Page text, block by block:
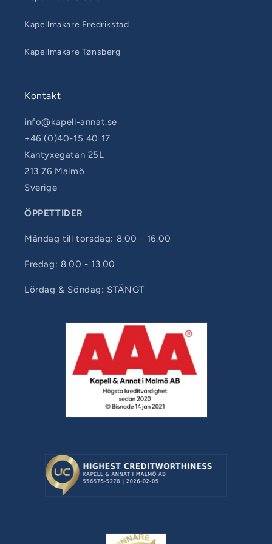
Kapellmakare Fredrikstad
Kapellmakare Tønsberg
Kontakt
info@kapell-annat.se
+46 (0)40-15 40 17
Kantyxegatan 25L
213 76 Malmö
Sverige
ÖPPETTIDER
Måndag till torsdag: 8.00 - 16.00
Fredag: 8.00 - 13.00
Lördag & Söndag: STÄNGT